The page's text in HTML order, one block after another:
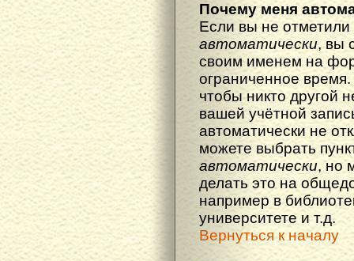
Почему меня
Если вы не отметили
автоматически, вы
своим именем на
ограниченное
чтобы никто другой
вашей учётной
автоматически не
можете выбрать
автоматически, но
делать это на
например в
университете и т.д.
Вернуться к началу